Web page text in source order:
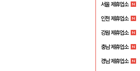
서울 제휴업소
인천 제휴업소
강원 제휴업소
충남 제휴업소
경남 제휴업소